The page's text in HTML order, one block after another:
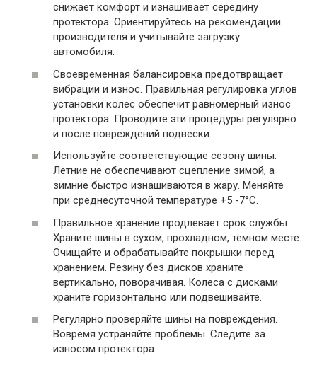
снижает комфорт и изнашивает середину
протектора. Ориентируйтесь на рекомендации
производителя и учитывайте загрузку
автомобиля.
Своевременная балансировка предотвращает
вибрации и износ. Правильная регулировка углов
установки колес обеспечит равномерный износ
протектора. Проводите эти процедуры регулярно
и после повреждений подвески.
Используйте соответствующие сезону шины.
Летние не обеспечивают сцепление зимой, а
зимние быстро изнашиваются в жару. Меняйте
при среднесуточной температуре +5 -7°C.
Правильное хранение продлевает срок службы.
Храните шины в сухом, прохладном, темном месте.
Очищайте и обрабатывайте покрышки перед
хранением. Резину без дисков храните
вертикально, поворачивая. Колеса с дисками
храните горизонтально или подвешивайте.
Регулярно проверяйте шины на повреждения.
Вовремя устраняйте проблемы. Следите за
износом протектора.